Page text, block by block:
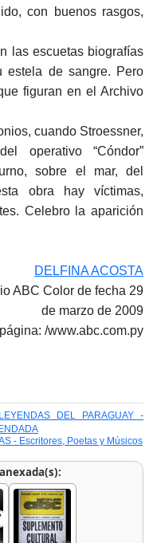
con buenos rasgos,
las escuetas biografías
estela de sangre. Pero
figuran en el Archivo
cuando Stroessner,
operativo “Cóndor”
sobre el mar, del
obra hay víctimas,
Celebro la aparición
DELFINA ACOSTA
ABC Color de fecha 29
de marzo de 2009
/www.abc.com.py
DEL PARAGUAY -
- Escritores, Poetas y Músicos